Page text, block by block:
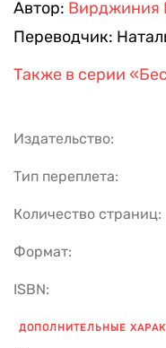
Автор: Вирджиния
Переводчик:
Также в серии
Издательство:
Тип переплета:
Количество страниц:
Формат:
ISBN:
ДОПОЛНИТЕЛЬНЫЕ